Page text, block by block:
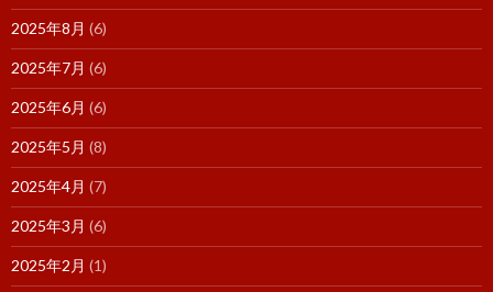
2025年8月 (6)
2025年7月 (6)
2025年6月 (6)
2025年5月 (8)
2025年4月 (7)
2025年3月 (6)
2025年2月 (1)